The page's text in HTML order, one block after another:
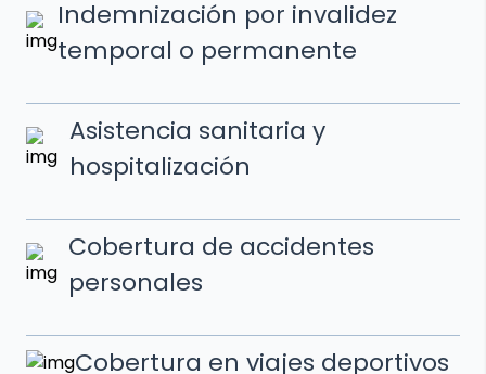
Indemnización por invalidez
temporal o permanente
Asistencia sanitaria y
hospitalización
Cobertura de accidentes
personales
Cobertura en viajes deportivos